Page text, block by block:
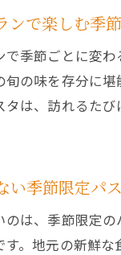
ンで楽しむ季
季節ごとに変
の味を存分に
は、訪れるた
い季節限定パ
のは、季節限定
す。地元の新鮮